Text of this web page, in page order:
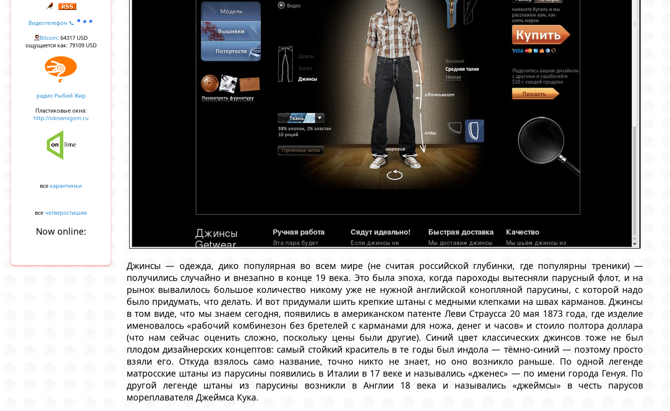
Видеотелефон 📞
Bitcoin: 64317 USD
ощущается как: 79109 USD
радио Рыбий Жир
Пластиковые окна:
http://oknamigom.ru
все карантинки
все четверостишия
Now online:
Джинсы — одежда, дико популярная во всем мире (не считая российской глубинки, где популярны треники) —
получились случайно и внезапно в конце 19 века. Это была эпоха, когда пароходы вытесняли парусный флот, и на
рынок вывалилось большое количество никому уже не нужной английской конопляной парусины, с которой надо
было придумать, что делать. И вот придумали шить крепкие штаны с медными клепками на швах карманов. Джинсы
в том виде, что мы знаем сегодня, появились в американском патенте Леви Страусса 20 мая 1873 года, где изделие
именовалось «рабочий комбинезон без бретелей с карманами для ножа, денег и часов» и стоило полтора доллара
(что нам сейчас оценить сложно, поскольку цены были другие). Синий цвет классических джинсов тоже не был
плодом дизайнерских концептов: самый стойкий краситель в те годы был индола — тёмно-синий — поэтому просто
взяли его. Откуда взялось само название, точно никто не знает, но оно возникло раньше. По одной легенде
матросские штаны из парусины появились в Италии в 17 веке и назывались «дженес» — по имени города Генуя. По
другой легенде штаны из парусины возникли в Англии 18 века и назывались «джеймсы» в честь парусов
мореплавателя Джеймса Кука.